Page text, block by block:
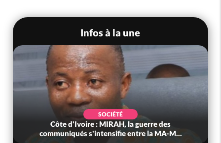
Infos à la une
SOCIÉTÉ
Côte d'Ivoire : MIRAH, la guerre des
communiqués s'intensifie entre la MA-M...